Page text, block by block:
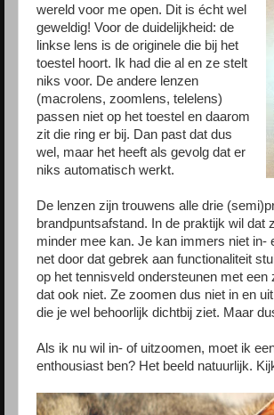
wereld voor me open. Dit is écht wel
geweldig! Voor de duidelijkheid: de
linkse lens is de originele die bij het
toestel hoort. Ik had die al en ze stelt
niks voor. De andere lenzen
(macrolens, zoomlens, telelens)
passen niet op het toestel en daarom
zit die ring er bij. Dan past dat dus
wel, maar het heeft als gevolg dat er
niks automatisch werkt.
De lenzen zijn trouwens alle drie
brandpuntsafstand. In de praktijk wil dat
minder mee kan. Je kan immers niet in-
net door dat gebrek aan functionaliteit
op het tennisveld ondersteunen met
dat ook niet. Ze zoomen dus niet in en
die je wel behoorlijk dichtbij ziet. Maar
Als ik nu wil in- of uitzoomen, moet ik
enthousiast ben? Het beeld natuurlijk.